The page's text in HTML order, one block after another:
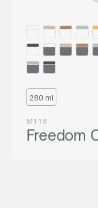
280 ml
M118
Freedom